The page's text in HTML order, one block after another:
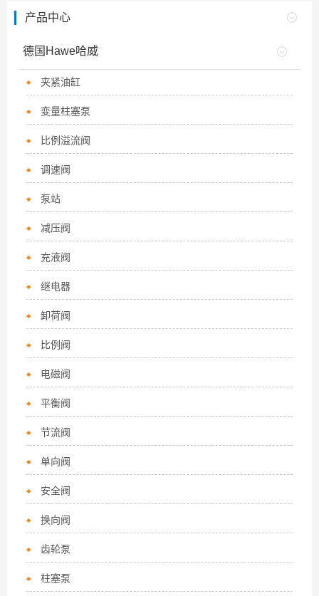
产品中心
德国Hawe哈威
夹紧油缸
变量柱塞泵
比例溢流阀
调速阀
泵站
减压阀
充液阀
继电器
卸荷阀
比例阀
电磁阀
平衡阀
节流阀
单向阀
安全阀
换向阀
齿轮泵
柱塞泵